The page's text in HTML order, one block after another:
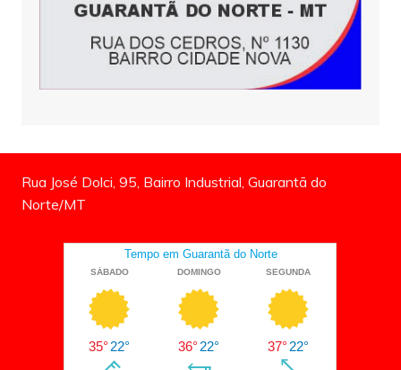
Rua José Dolci, 95, Bairro Industrial, Guarantã do
Norte/MT